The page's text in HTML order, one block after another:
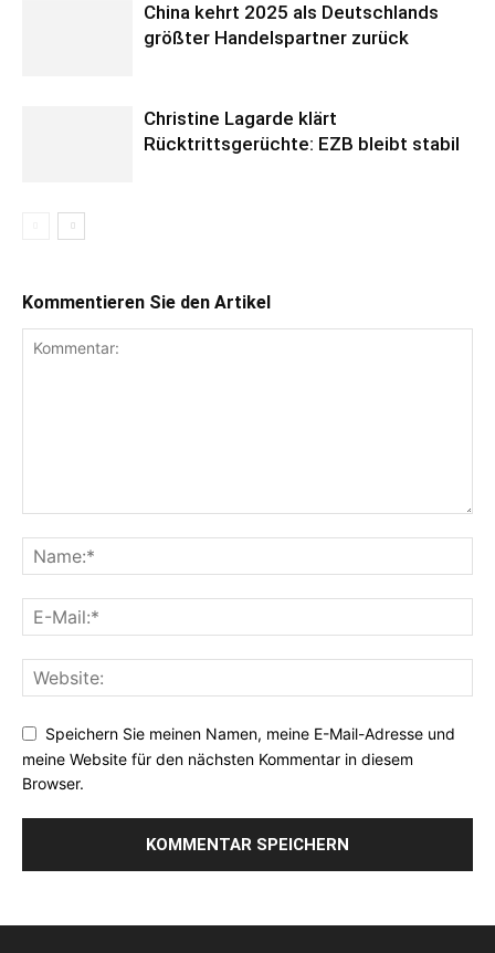
China kehrt 2025 als Deutschlands
größter Handelspartner zurück
Christine Lagarde klärt
Rücktrittsgerüchte: EZB bleibt stabil
Kommentieren Sie den Artikel
Speichern Sie meinen Namen, meine E-Mail-Adresse und
meine Website für den nächsten Kommentar in diesem
Browser.